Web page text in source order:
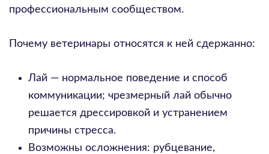
профессиональным сообществом.
Почему ветеринары относятся к ней сдержанно:
Лай — нормальное поведение и способ
коммуникации; чрезмерный лай обычно
решается дрессировкой и устранением
причины стресса.
Возможны осложнения: рубцевание,